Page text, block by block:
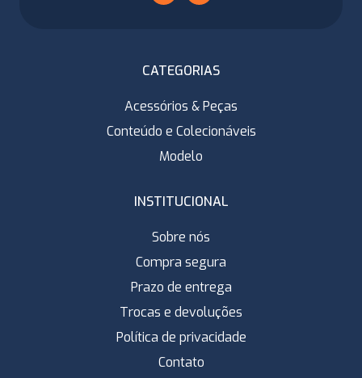
CATEGORIAS
Acessórios & Peças
Conteúdo e Colecionáveis
Modelo
INSTITUCIONAL
Sobre nós
Compra segura
Prazo de entrega
Trocas e devoluções
Política de privacidade
Contato